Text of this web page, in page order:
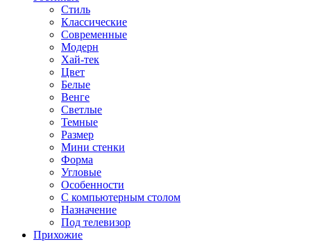
Стиль
Классические
Современные
Модерн
Хай-тек
Цвет
Белые
Венге
Светлые
Темные
Размер
Мини стенки
Форма
Угловые
Особенности
С компьютерным столом
Назначение
Под телевизор
Прихожие